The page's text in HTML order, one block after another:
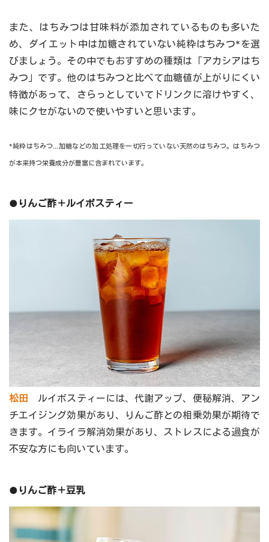
また、はちみつは甘味料が添加されているものも多いた
め、ダイエット中は加糖されていない純粋はちみつ*を選
びましょう。その中でもおすすめの種類は「アカシアはち
みつ」です。他のはちみつと比べて血糖値が上がりにくい
特徴があって、さらっとしていてドリンクに溶けやすく、
味にクセがないので使いやすいと思います。
*純粋はちみつ…加糖などの加工処理を一切行っていない天然のはちみつ。はちみつ
が本来持つ栄養成分が豊富に含まれています。
●りんご酢＋ルイボスティー
松田 ルイボスティーには、代謝アップ、便秘解消、アン
チエイジング効果があり、りんご酢との相乗効果が期待で
きます。イライラ解消効果があり、ストレスによる過食が
不安な方にも向いています。
●りんご酢＋豆乳